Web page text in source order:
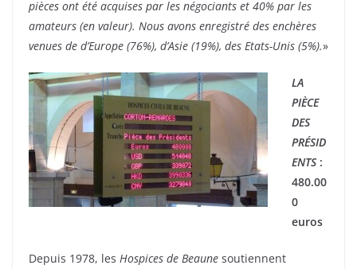
pièces ont été acquises par les négociants et 40% par les
amateurs (en valeur). Nous avons enregistré des enchères
venues de d’Europe (76%), d’Asie (19%), des Etats-Unis (5%).»
LA
PIÈCE
DES
PRÉSID
ENTS:
480.00
0
euros
Depuis 1978, les Hospices de Beaune soutiennent